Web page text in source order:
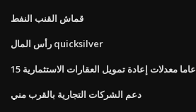
قماش القنب النفط
رأس المال quicksilver
15 عاما معدلات إعادة تمويل العقارات الاستثمارية
دعم الشركات التجارية بالقرب مني